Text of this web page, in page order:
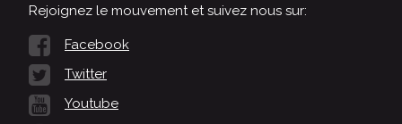
Rejoignez le mouvement et suivez nous sur:
Facebook
Twitter
Youtube